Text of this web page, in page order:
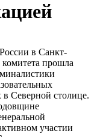
в Санкт-
прошла
Северной столице.
участии